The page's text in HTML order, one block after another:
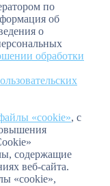
по
об
о
обработки
«cookie», с
содержащие
веб-сайта.
«cookie»,